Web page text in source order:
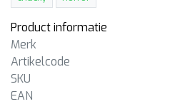
Product informatie
Merk
Artikelcode
SKU
EAN